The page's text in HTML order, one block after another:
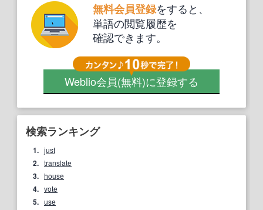
無料会員登録をすると、
単語の閲覧履歴を
確認できます。
Weblio会員(無料)に登録する
検索ランキング
1. just
2. translate
3. house
4. vote
5. use